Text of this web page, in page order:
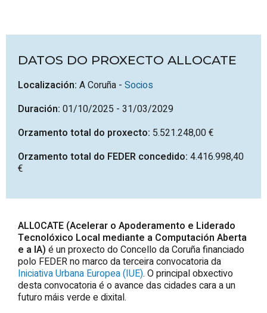
DATOS DO PROXECTO ALLOCATE
Localización: ACoruña - Socios
Duración: 01/10/2025 - 31/03/2029
Orzamento total do proxecto: 5.521.248,00 €
Orzamento total do FEDER concedido: 4.416.998,40
€
ALLOCATE (Acelerar o Apoderamento e Liderado
Tecnolóxico Local mediante a Computación Aberta
e a IA) é un proxecto do Concello daCoruñafinanciado
polo FEDER no marco da terceira convocatoria da
Iniciativa Urbana Europea (IUE). O principal obxectivo
desta convocatoria é o avance das cidades cara a un
futuro máis verde e dixital.